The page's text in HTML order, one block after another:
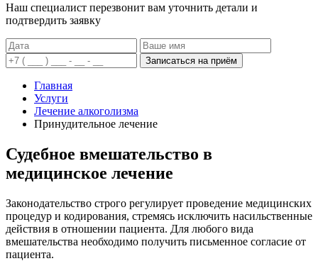
Наш специалист перезвонит вам уточнить детали и
подтвердить заявку
Записаться на приём
Главная
Услуги
Лечение алкоголизма
Принудительное лечение
Судебное вмешательство в
медицинское лечение
Законодательство строго регулирует проведение медицинских
процедур и кодирования, стремясь исключить насильственные
действия в отношении пациента. Для любого вида
вмешательства необходимо получить письменное согласие от
пациента.